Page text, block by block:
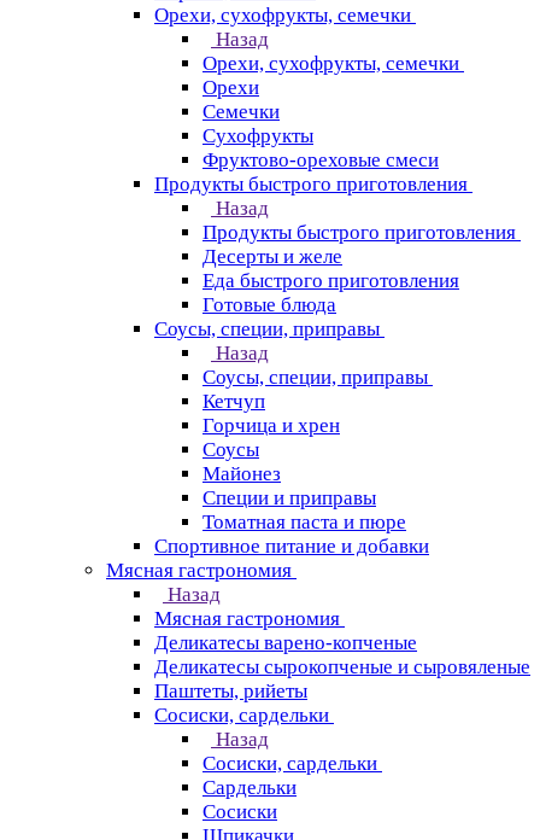
Орехи, сухофрукты, семечки
Назад
Орехи, сухофрукты, семечки
Орехи
Семечки
Сухофрукты
Фруктово-ореховые смеси
Продукты быстрого приготовления
Назад
Продукты быстрого приготовления
Десерты и желе
Еда быстрого приготовления
Готовые блюда
Соусы, специи, приправы
Назад
Соусы, специи, приправы
Кетчуп
Горчица и хрен
Соусы
Майонез
Специи и приправы
Томатная паста и пюре
Спортивное питание и добавки
Мясная гастрономия
Назад
Мясная гастрономия
Деликатесы варено-копченые
Деликатесы сырокопченые и сыровяленые
Паштеты, рийеты
Сосиски, сардельки
Назад
Сосиски, сардельки
Сардельки
Сосиски